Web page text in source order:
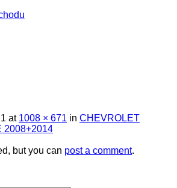
!
THULE/UEBLER
at 1008 × 671 in CHEVROLET
2008+2014
but you can post a comment.